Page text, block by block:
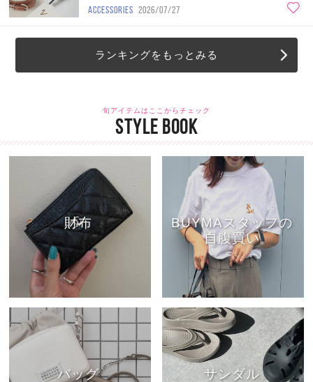
ACCESSORIES 2026/07/27
ランキングをもっとみる
旬アイテムはここからチェック
STYLE BOOK
財布
BUYMAスタッフの
自腹買い
バッグ サンダル